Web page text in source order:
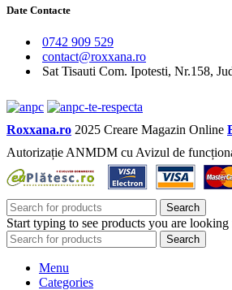
Date Contacte
0742 909 529
contact@roxxana.ro
Sat Tisauti Com. Ipotesti, Nr.158,
Roxxana.ro 2025 Creare Magazin Online
Autorizație ANMDM cu Avizul de
Search
Start typing to see products you are looking
Search
Menu
Categories